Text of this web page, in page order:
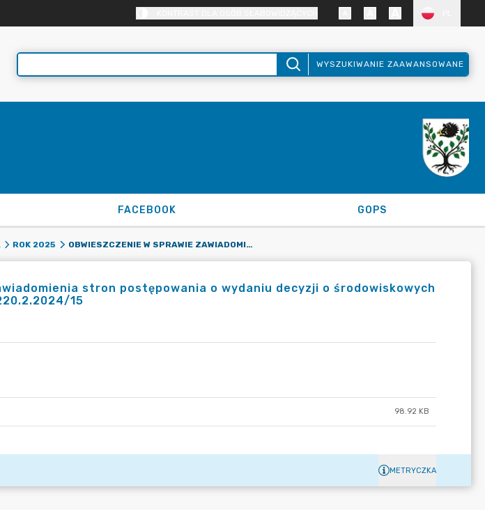
WYSZUKIWANIE ZAAWANSOWANE
FACEBOOK GOPS
ROK 2025 OBWIESZCZENIE W SPRAWIE ZAWIADOMIENIA STRON POSTĘPOWANIA O WYDANIU DECYZJI O ŚRODOWISKOWYCH UWARUNKOWANIACH NR RGK.6220.2.2024/15
stron postępowania o wydaniu decyzji o środowiskowych
15
98.92 KB
METRYCZKA